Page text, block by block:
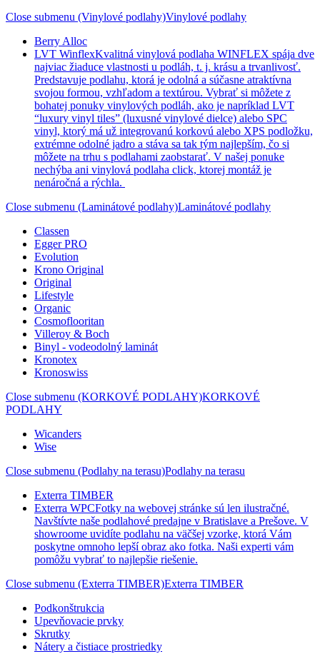
Close submenu (Vinylové podlahy)Vinylové podlahy
Berry Alloc
LVT WinflexKvalitná vinylová podlaha WINFLEX spája dve
najviac žiaduce vlastnosti u podláh, t. j. krásu a trvanlivosť.
Predstavuje podlahu, ktorá je odolná a súčasne atraktívna
svojou formou, vzhľadom a textúrou. Vybrať si môžete z
bohatej ponuky vinylových podláh, ako je napríklad LVT
“luxury vinyl tiles” (luxusné vinylové dielce) alebo SPC
vinyl, ktorý má už integrovanú korkovú alebo XPS podložku,
extrémne odolné jadro a stáva sa tak tým najlepším, čo si
môžete na trhu s podlahami zaobstarať. V našej ponuke
nechýba ani vinylová podlaha click, ktorej montáž je
nenáročná a rýchla.
Close submenu (Laminátové podlahy)Laminátové podlahy
Classen
Egger PRO
Evolution
Krono Original
Original
Lifestyle
Organic
Cosmoflooritan
Villeroy & Boch
Binyl - vodeodolný laminát
Kronotex
Kronoswiss
Close submenu (KORKOVÉ PODLAHY)KORKOVÉ
PODLAHY
Wicanders
Wise
Close submenu (Podlahy na terasu)Podlahy na terasu
Exterra TIMBER
Exterra WPCFotky na webovej stránke sú len ilustračné.
Navštívte naše podlahové predajne v Bratislave a Prešove. V
showroome uvidíte podlahu na väčšej vzorke, ktorá Vám
poskytne omnoho lepší obraz ako fotka. Naši experti vám
pomôžu vybrať to najlepšie riešenie.
Close submenu (Exterra TIMBER)Exterra TIMBER
Podkonštrukcia
Upevňovacie prvky
Skrutky
Nátery a čistiace prostriedky